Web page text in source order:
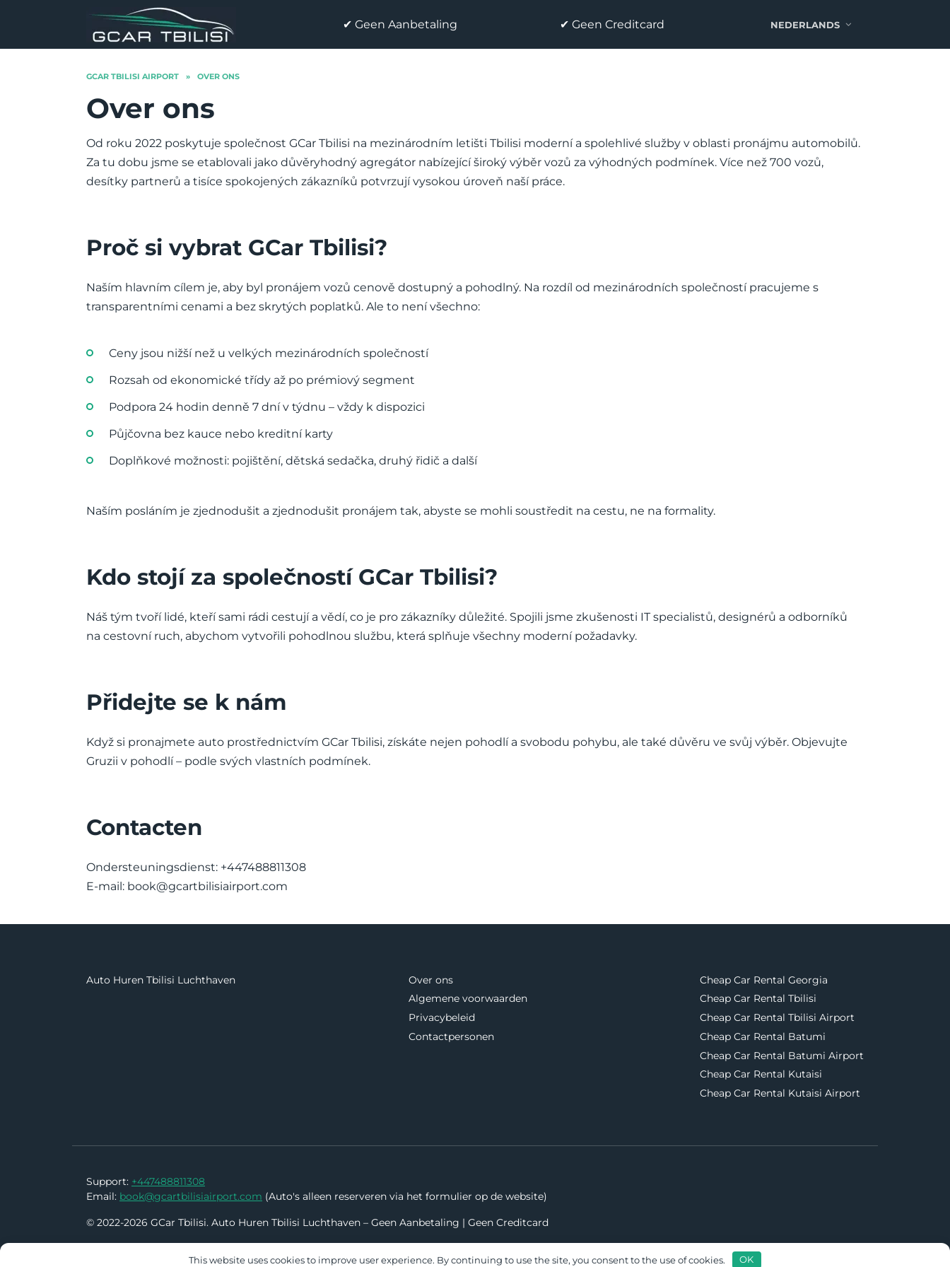
✔ Geen Aanbetaling ✔ Geen Creditcard NEDERLANDS
GCAR TBILISI AIRPORT » OVER ONS
Over ons
Od roku 2022 poskytuje společnost GCar Tbilisi na mezinárodním letišti Tbilisi moderní a spolehlivé služby v oblasti pronájmu automobilů.
Za tu dobu jsme se etablovali jako důvěryhodný agregátor nabízející široký výběr vozů za výhodných podmínek. Více než 700 vozů,
desítky partnerů a tisíce spokojených zákazníků potvrzují vysokou úroveň naší práce.
Proč si vybrat GCar Tbilisi?
Naším hlavním cílem je, aby byl pronájem vozů cenově dostupný a pohodlný. Na rozdíl od mezinárodních společností pracujeme s
transparentními cenami a bez skrytých poplatků. Ale to není všechno:
Ceny jsou nižší než u velkých mezinárodních společností
Rozsah od ekonomické třídy až po prémiový segment
Podpora 24 hodin denně 7 dní v týdnu – vždy k dispozici
Půjčovna bez kauce nebo kreditní karty
Doplňkové možnosti: pojištění, dětská sedačka, druhý řidič a další
Naším posláním je zjednodušit a zjednodušit pronájem tak, abyste se mohli soustředit na cestu, ne na formality.
Kdo stojí za společností GCar Tbilisi?
Náš tým tvoří lidé, kteří sami rádi cestují a vědí, co je pro zákazníky důležité. Spojili jsme zkušenosti IT specialistů, designérů a odborníků
na cestovní ruch, abychom vytvořili pohodlnou službu, která splňuje všechny moderní požadavky.
Přidejte se k nám
Když si pronajmete auto prostřednictvím GCar Tbilisi, získáte nejen pohodlí a svobodu pohybu, ale také důvěru ve svůj výběr. Objevujte
Gruzii v pohodlí – podle svých vlastních podmínek.
Contacten
Ondersteuningsdienst: +447488811308
E-mail: book@gcartbilisiairport.com
Auto Huren Tbilisi Luchthaven
Over ons
Algemene voorwaarden
Privacybeleid
Contactpersonen
Cheap Car Rental Georgia
Cheap Car Rental Tbilisi
Cheap Car Rental Tbilisi Airport
Cheap Car Rental Batumi
Cheap Car Rental Batumi Airport
Cheap Car Rental Kutaisi
Cheap Car Rental Kutaisi Airport
Support: +447488811308
Email: book@gcartbilisiairport.com (Auto's alleen reserveren via het formulier op de website)
© 2022-2026 GCar Tbilisi. Auto Huren Tbilisi Luchthaven – Geen Aanbetaling | Geen Creditcard
This website uses cookies to improve user experience. By continuing to use the site, you consent to the use of cookies. OK